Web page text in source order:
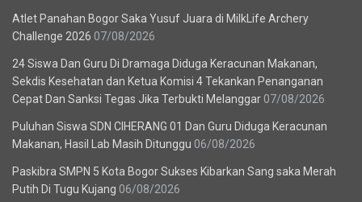
Atlet Panahan Bogor Saka Yusuf Juara di MilkLife Archery
Challenge 2026 07/08/2026
24 Siswa Dan Guru Di Dramaga Diduga Keracunan Makanan,
Sekdis Kesehatan dan Ketua Komisi 4 Tekankan Penanganan
Cepat Dan Sanksi Tegas Jika Terbukti Melanggar 07/08/2026
Puluhan Siswa SDN CIHERANG 01 Dan Guru Diduga Keracunan
Makanan, Hasil Lab Masih Ditunggu 06/08/2026
Paskibra SMPN 5 Kota Bogor Sukses Kibarkan Sang saka Merah
Putih Di Tugu Kujang 06/08/2026